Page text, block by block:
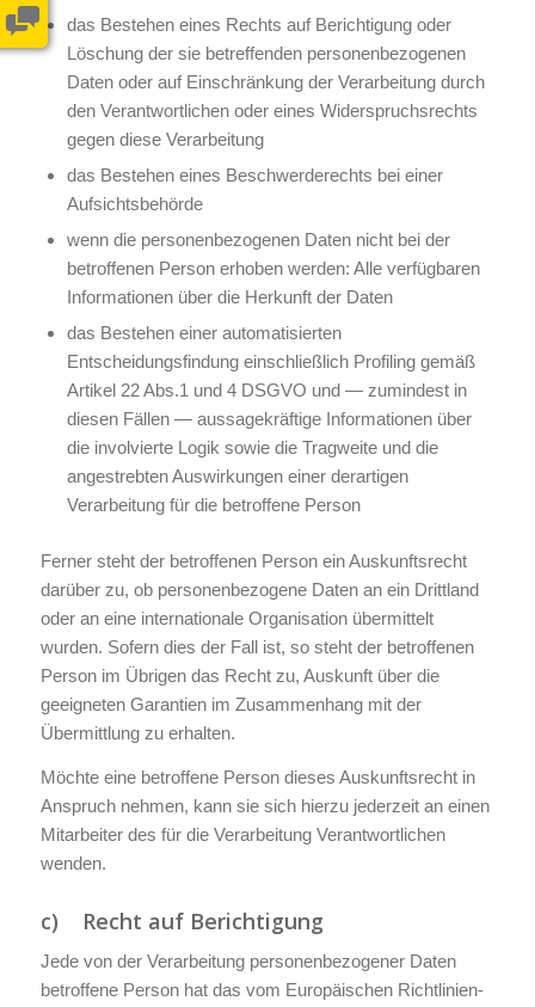
das Bestehen eines Rechts auf Berichtigung oder
Löschung der sie betreffenden personenbezogenen
Daten oder auf Einschränkung der Verarbeitung durch
den Verantwortlichen oder eines Widerspruchsrechts
gegen diese Verarbeitung
das Bestehen eines Beschwerderechts bei einer
Aufsichtsbehörde
wenn die personenbezogenen Daten nicht bei der
betroffenen Person erhoben werden: Alle verfügbaren
Informationen über die Herkunft der Daten
das Bestehen einer automatisierten
Entscheidungsfindung einschließlich Profiling gemäß
Artikel 22 Abs.1 und 4 DSGVO und — zumindest in
diesen Fällen — aussagekräftige Informationen über
die involvierte Logik sowie die Tragweite und die
angestrebten Auswirkungen einer derartigen
Verarbeitung für die betroffene Person
Ferner steht der betroffenen Person ein Auskunftsrecht
darüber zu, ob personenbezogene Daten an ein Drittland
oder an eine internationale Organisation übermittelt
wurden. Sofern dies der Fall ist, so steht der betroffenen
Person im Übrigen das Recht zu, Auskunft über die
geeigneten Garantien im Zusammenhang mit der
Übermittlung zu erhalten.
Möchte eine betroffene Person dieses Auskunftsrecht in
Anspruch nehmen, kann sie sich hierzu jederzeit an einen
Mitarbeiter des für die Verarbeitung Verantwortlichen
wenden.
c) Recht auf Berichtigung
Jede von der Verarbeitung personenbezogener Daten
betroffene Person hat das vom Europäischen Richtlinien-